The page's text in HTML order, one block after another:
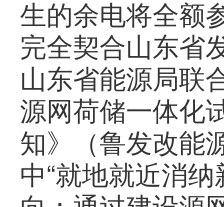
生的余电将全额
完全契合山东省
山东省能源局联
源网荷储一体化
知》（鲁发改能
中“就地就近消